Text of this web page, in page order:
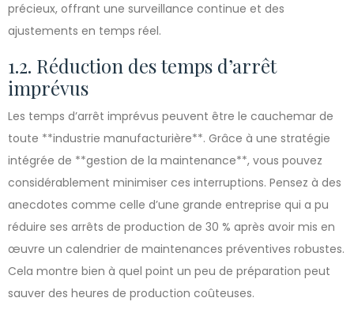
précieux, offrant une surveillance continue et des
ajustements en temps réel.
1.2. Réduction des temps d’arrêt
imprévus
Les temps d’arrêt imprévus peuvent être le cauchemar de
toute **industrie manufacturière**. Grâce à une stratégie
intégrée de **gestion de la maintenance**, vous pouvez
considérablement minimiser ces interruptions. Pensez à des
anecdotes comme celle d’une grande entreprise qui a pu
réduire ses arrêts de production de 30 % après avoir mis en
œuvre un calendrier de maintenances préventives robustes.
Cela montre bien à quel point un peu de préparation peut
sauver des heures de production coûteuses.